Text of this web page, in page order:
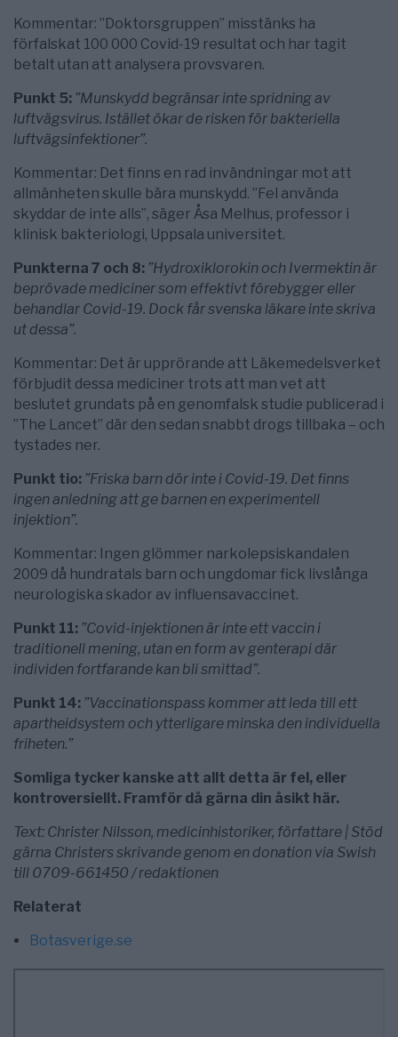
Kommentar: ”Doktorsgruppen” misstänks ha
förfalskat 100 000 Covid-19 resultat och har tagit
betalt utan att analysera provsvaren.
Punkt 5: ”Munskydd begränsar inte spridning av
luftvägsvirus. Istället ökar de risken för bakteriella
luftvägsinfektioner”.
Kommentar: Det finns en rad invändningar mot att
allmänheten skulle bära munskydd. ”Fel använda
skyddar de inte alls”, säger Åsa Melhus, professor i
klinisk bakteriologi, Uppsala universitet.
Punkterna 7 och 8: ”Hydroxiklorokin och Ivermektin är
beprövade mediciner som effektivt förebygger eller
behandlar Covid-19. Dock får svenska läkare inte skriva
ut dessa”.
Kommentar: Det är upprörande att Läkemedelsverket
förbjudit dessa mediciner trots att man vet att
beslutet grundats på en genomfalsk studie publicerad i
”The Lancet” där den sedan snabbt drogs tillbaka – och
tystades ner.
Punkt tio: ”Friska barn dör inte i Covid-19. Det finns
ingen anledning att ge barnen en experimentell
injektion”.
Kommentar: Ingen glömmer narkolepsiskandalen
2009 då hundratals barn och ungdomar fick livslånga
neurologiska skador av influensavaccinet.
Punkt 11: ”Covid-injektionen är inte ett vaccin i
traditionell mening, utan en form av genterapi där
individen fortfarande kan bli smittad”.
Punkt 14: ”Vaccinationspass kommer att leda till ett
apartheidsystem och ytterligare minska den individuella
friheten.”
Somliga tycker kanske att allt detta är fel, eller
kontroversiellt. Framför då gärna din åsikt här.
Text: Christer Nilsson, medicinhistoriker, författare | Stöd
gärna Christers skrivande genom en donation via Swish
till 0709-661450 / redaktionen
Relaterat
Botasverige.se